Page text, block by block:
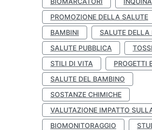
PROMOZIONE DELLA SALUTE
BAMBINI
SALUTE DELLA
SALUTE PUBBLICA
STILI DI VITA
PROGETTI
SALUTE DEL BAMBINO
SOSTANZE CHIMICHE
VALUTAZIONE IMPATTO
BIOMONITORAGGIO